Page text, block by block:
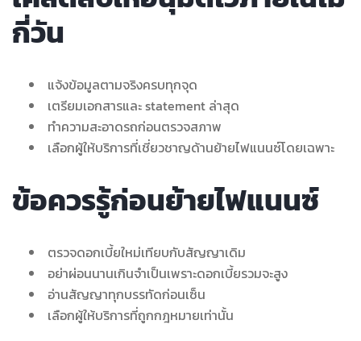
กี่วัน
แจ้งข้อมูลตามจริงครบทุกจุด
เตรียมเอกสารและ statement ล่าสุด
ทำความสะอาดรถก่อนตรวจสภาพ
เลือกผู้ให้บริการที่เชี่ยวชาญด้านย้ายไฟแนนซ์โดยเฉพาะ
ข้อควรรู้ก่อนย้ายไฟแนนซ์
ตรวจดอกเบี้ยใหม่เทียบกับสัญญาเดิม
อย่าผ่อนนานเกินจำเป็นเพราะดอกเบี้ยรวมจะสูง
อ่านสัญญาทุกบรรทัดก่อนเซ็น
เลือกผู้ให้บริการที่ถูกกฎหมายเท่านั้น